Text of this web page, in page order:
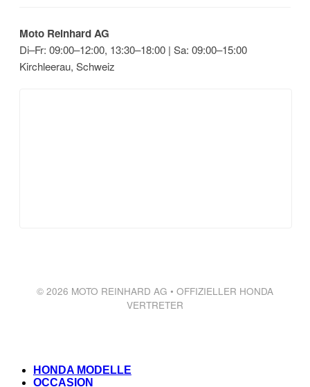
Moto Reinhard AG
Di–Fr: 09:00–12:00, 13:30–18:00 | Sa: 09:00–15:00
Kirchleerau, Schweiz
© 2026 MOTO REINHARD AG • OFFIZIELLER HONDA
VERTRETER
HONDA MODELLE
OCCASION